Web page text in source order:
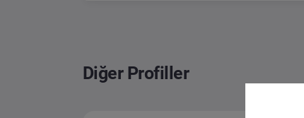
Diğer Profiller